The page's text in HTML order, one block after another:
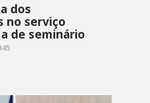
dos
no serviço
de seminário